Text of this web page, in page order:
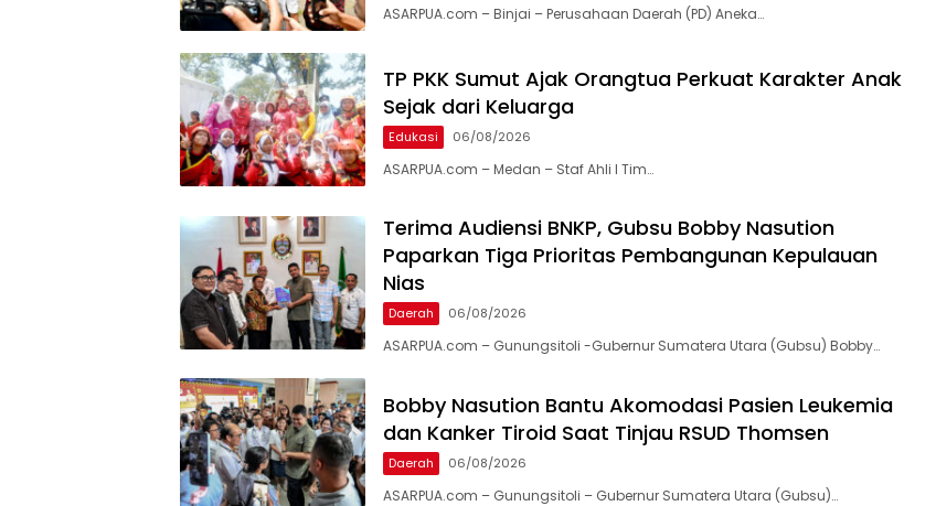
ASARPUA.com – Binjai – Perusahaan Daerah (PD) Aneka…
TP PKK Sumut Ajak Orangtua Perkuat Karakter Anak
Sejak dari Keluarga
Edukasi 06/08/2026
ASARPUA.com – Medan – Staf Ahli I Tim…
Terima Audiensi BNKP, Gubsu Bobby Nasution
Paparkan Tiga Prioritas Pembangunan Kepulauan
Nias
Daerah 06/08/2026
ASARPUA.com – Gunungsitoli -Gubernur Sumatera Utara (Gubsu) Bobby…
Bobby Nasution Bantu Akomodasi Pasien Leukemia
dan Kanker Tiroid Saat Tinjau RSUD Thomsen
Daerah 06/08/2026
ASARPUA.com – Gunungsitoli – Gubernur Sumatera Utara (Gubsu)…